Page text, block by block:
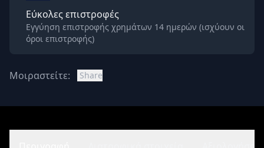
Εύκολες επιστροφές
Εγγύηση επιστροφής χρημάτων 14 ημερών (ισχύουν οι
όροι επιστροφής)
Μοιραστείτε: Share